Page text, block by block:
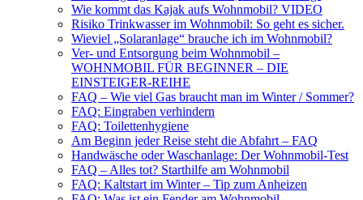
Wie kommt das Kajak aufs Wohnmobil? VIDEO
Risiko Trinkwasser im Wohnmobil: So geht es sicher.
Wieviel „Solaranlage“ brauche ich im Wohnmobil?
Ver- und Entsorgung beim Wohnmobil –
WOHNMOBIL FÜR BEGINNER – DIE
EINSTEIGER-REIHE
FAQ – Wie viel Gas braucht man im Winter / Sommer?
FAQ: Eingraben verhindern
FAQ: Toilettenhygiene
Am Beginn jeder Reise steht die Abfahrt – FAQ
Handwäsche oder Waschanlage: Der Wohnmobil-Test
FAQ – Alles tot? Starthilfe am Wohnmobil
FAQ: Kaltstart im Winter – Tip zum Anheizen